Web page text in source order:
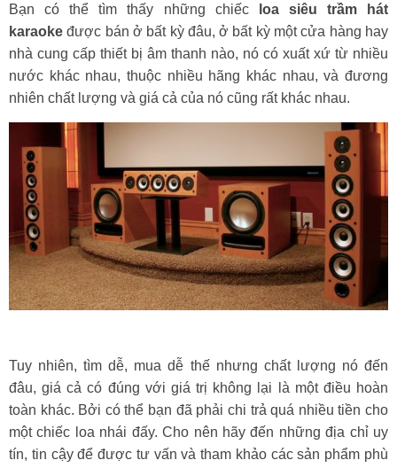
Bạn có thể tìm thấy những chiếc
loa siêu trầm hát
karaoke được bán ở bất kỳ đâu, ở bất kỳ một cửa hàng hay
nhà cung cấp thiết bị âm thanh nào, nó có xuất xứ từ nhiều
nước khác nhau, thuộc nhiều hãng khác nhau, và đương
nhiên chất lượng và giá cả của nó cũng rất khác nhau.
Tuy nhiên, tìm dễ, mua dễ thế nhưng chất lượng nó đến
đâu, giá cả có đúng với giá trị không lại là một điều hoàn
toàn khác. Bởi có thể bạn đã phải chi trả quá nhiều tiền cho
một chiếc loa nhái đấy. Cho nên hãy đến những địa chỉ uy
tín, tin cậy để được tư vấn và tham khảo các sản phẩm phù